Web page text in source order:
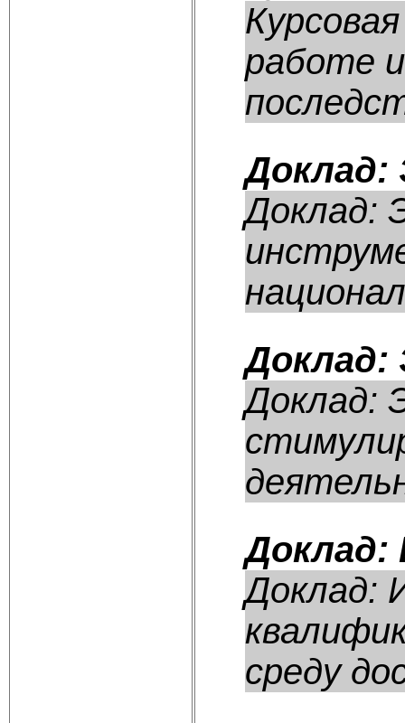
работе
Доклад:
Доклад:
Доклад:
Доклад:
Доклад:
Доклад:
среду